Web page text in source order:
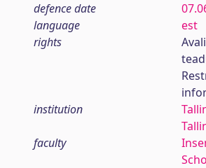
defence date
language
est
rights
institution
faculty